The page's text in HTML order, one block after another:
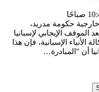
حكومة مدريد،
المقبل، بعد الموقف الإيجابي لإسبانيا
الإسبانية، فإن هذا
أن "المبادرة…